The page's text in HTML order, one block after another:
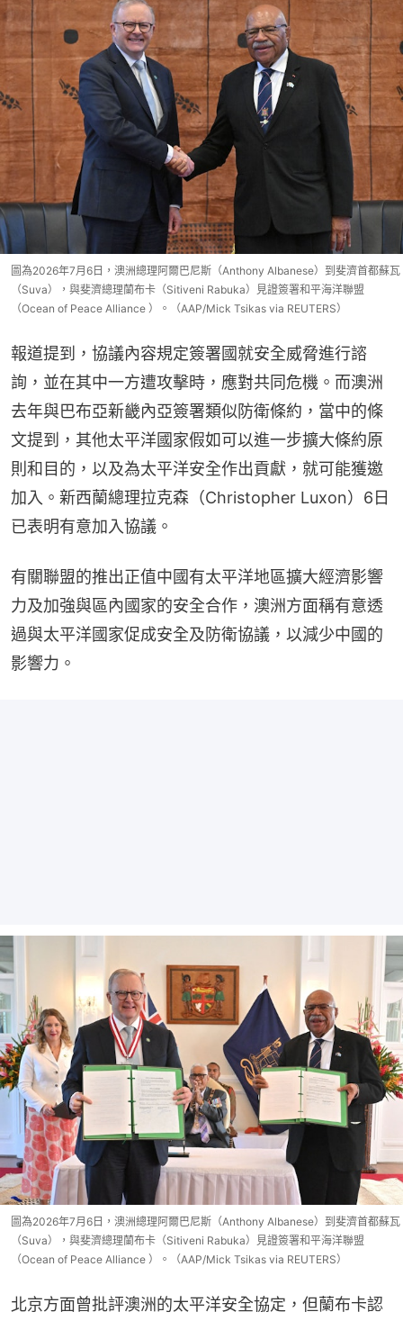
圖為2026年7月6日，澳洲總理阿爾巴尼斯（Anthony Albanese）到斐濟首都蘇瓦
（Suva），與斐濟總理蘭布卡（Sitiveni Rabuka）見證簽署和平海洋聯盟
（Ocean of Peace Alliance ）。（AAP/Mick Tsikas via REUTERS）
報道提到，協議內容規定簽署國就安全威脅進行諮
詢，並在其中一方遭攻擊時，應對共同危機。而澳洲
去年與巴布亞新畿內亞簽署類似防衛條約，當中的條
文提到，其他太平洋國家假如可以進一步擴大條約原
則和目的，以及為太平洋安全作出貢獻，就可能獲邀
加入。新西蘭總理拉克森（Christopher Luxon）6日
已表明有意加入協議。
有關聯盟的推出正值中國有太平洋地區擴大經濟影響
力及加強與區內國家的安全合作，澳洲方面稱有意透
過與太平洋國家促成安全及防衛協議，以減少中國的
影響力。
圖為2026年7月6日，澳洲總理阿爾巴尼斯（Anthony Albanese）到斐濟首都蘇瓦
（Suva），與斐濟總理蘭布卡（Sitiveni Rabuka）見證簽署和平海洋聯盟
（Ocean of Peace Alliance ）。（AAP/Mick Tsikas via REUTERS）
北京方面曾批評澳洲的太平洋安全協定，但蘭布卡認